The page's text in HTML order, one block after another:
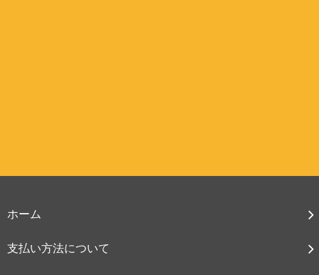
ホーム
支払い方法について